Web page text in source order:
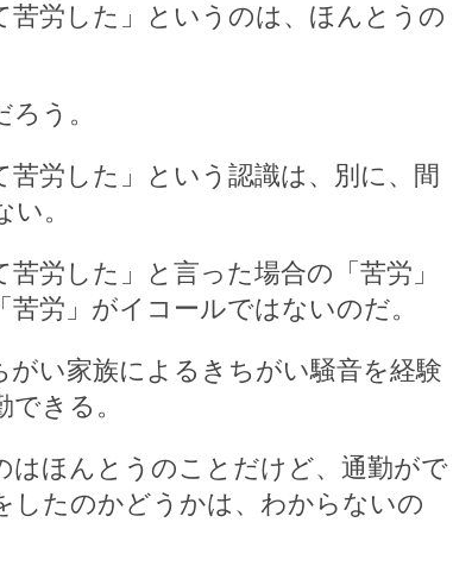
苦労した」というのは、ほんとうの
う。
労した」という認識は、別に、間
。
労した」と言った場合の「苦労」
労」がイコールではないのだ。
がい家族によるきちがい騒音を経験
きる。
はほんとうのことだけど、通勤がで
したのかどうかは、わからないの